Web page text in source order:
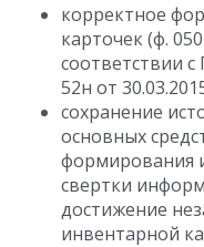
корректное
карточек (ф.
соответствии
52н от
сохранение
основных
формирования
свертки
достижение
инвентарной